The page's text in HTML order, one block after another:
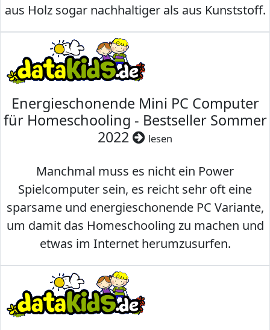
aus Holz sogar nachhaltiger als aus Kunststoff.
Energieschonende Mini PC Computer
für Homeschooling - Bestseller Sommer
2022
lesen
Manchmal muss es nicht ein Power
Spielcomputer sein, es reicht sehr oft eine
sparsame und energieschonende PC Variante,
um damit das Homeschooling zu machen und
etwas im Internet herumzusurfen.